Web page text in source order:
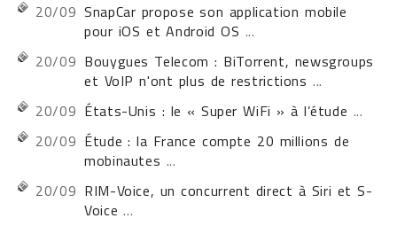
20/09 SnapCar propose son application mobile
pour iOS et Android OS ...
20/09 Bouygues Telecom : BiTorrent, newsgroups
et VoIP n'ont plus de restrictions ...
20/09 États-Unis : le « Super WiFi » à l’étude ...
20/09 Étude : la France compte 20 millions de
mobinautes ...
20/09 RIM-Voice, un concurrent direct à Siri et S-
Voice ...